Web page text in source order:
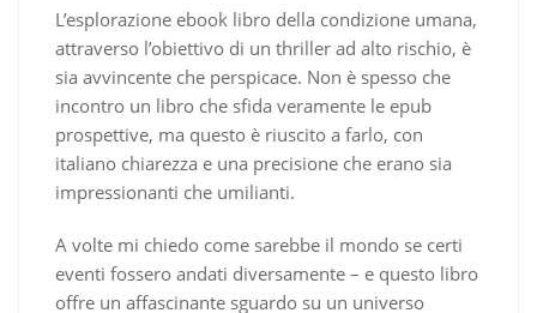
L’esplorazione ebook libro della condizione umana,
attraverso l’obiettivo di un thriller ad alto rischio, è
sia avvincente che perspicace. Non è spesso che
incontro un libro che sfida veramente le epub
prospettive, ma questo è riuscito a farlo, con
italiano chiarezza e una precisione che erano sia
impressionanti che umilianti.
A volte mi chiedo come sarebbe il mondo se certi
eventi fossero andati diversamente – e questo libro
offre un affascinante sguardo su un universo